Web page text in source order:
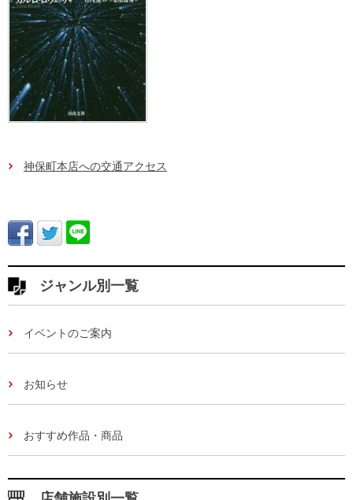
神保町本店への交通アクセス
ジャンル別一覧
イベントのご案内
お知らせ
おすすめ作品・商品